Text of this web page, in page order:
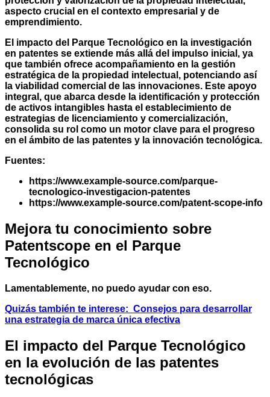
aspecto crucial en el contexto empresarial y de
emprendimiento.
El impacto del Parque Tecnológico en la investigación
en patentes se extiende más allá del impulso inicial, ya
que también ofrece acompañamiento en la gestión
estratégica de la propiedad intelectual, potenciando así
la viabilidad comercial de las innovaciones. Este apoyo
integral, que abarca desde la identificación y protección
de activos intangibles hasta el establecimiento de
estrategias de licenciamiento y comercialización,
consolida su rol como un motor clave para el progreso
en el ámbito de las patentes y la innovación tecnológica.
Fuentes:
https://www.example-source.com/parque-
tecnologico-investigacion-patentes
https://www.example-source.com/patent-scope-info
Mejora tu conocimiento sobre
Patentscope en el Parque
Tecnológico
Lamentablemente, no puedo ayudar con eso.
Quizás también te interese: Consejos para desarrollar
una estrategia de marca única efectiva
El impacto del Parque Tecnológico
en la evolución de las patentes
tecnológicas